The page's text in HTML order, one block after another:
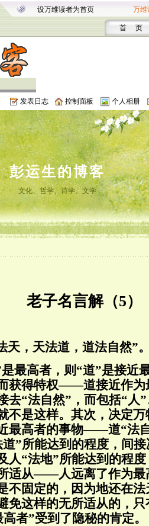
设万维读者为首页 万维
首 页
发表日志 控制面板 个人相册
彭运生的博客
文化、哲学、诗学、文学
老子名言解（5）
天，天法道，道法自然”
最高者，则“道”是接近
获得特权——道接近作为
去“法自然”，而包括“人
不是这样。其次，决定
最高者的事物——道“法
”所能达到的程度，间
人“法地”所能达到的程
适从——人远离了作为最
不固定的，因为地还在
免这样的无所适从的，
者”受到了隐秘的肯定。